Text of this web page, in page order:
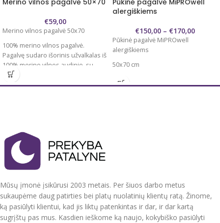
€59,00
Merino vilnos pagalvė 50x70
100% merino vilnos pagalvė.
Pagalvę sudaro išorinis užvalkalas iš
100% merino vilnos audinio, su
užtrauktuku, viduje – papildomas
medvilninis impilas, palengvinantis
išimant dalį vilnos.
Matmenys: 50x70cm
alergiškiems
€150,00 – €170,00
Pūkinė pagalvė MiPROwell
alergiškiems
50x70 cm
Užpildas 90 % žąsų pūkas 10 % žąsų
plunksnos
miegantiems ant pilvo
vidutinio kietumo ( 480 g ) universali
pagalvė. Ypač tinkama miegantiems
ant šono.
Mūsų įmonė įsikūrusi 2003 metais. Per šiuos darbo metus
sukaupėme daug patirties bei platų nuolatinių klientų ratą. Žinome,
ką pasiūlyti klientui, kad jis liktų patenkintas ir dar, ir dar kartą
sugrįštų pas mus. Kasdien ieškome ką naujo, kokybiško pasiūlyti